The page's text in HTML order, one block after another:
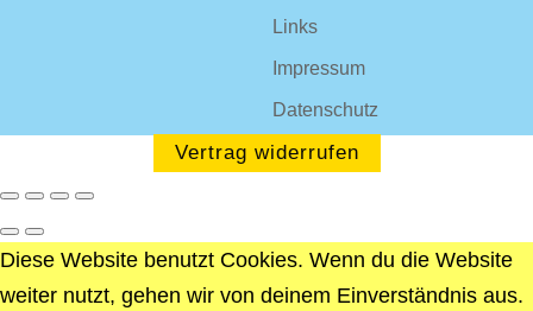
Links
Impressum
Datenschutz
Vertrag widerrufen
Diese Website benutzt Cookies. Wenn du die Website
weiter nutzt, gehen wir von deinem Einverständnis aus.